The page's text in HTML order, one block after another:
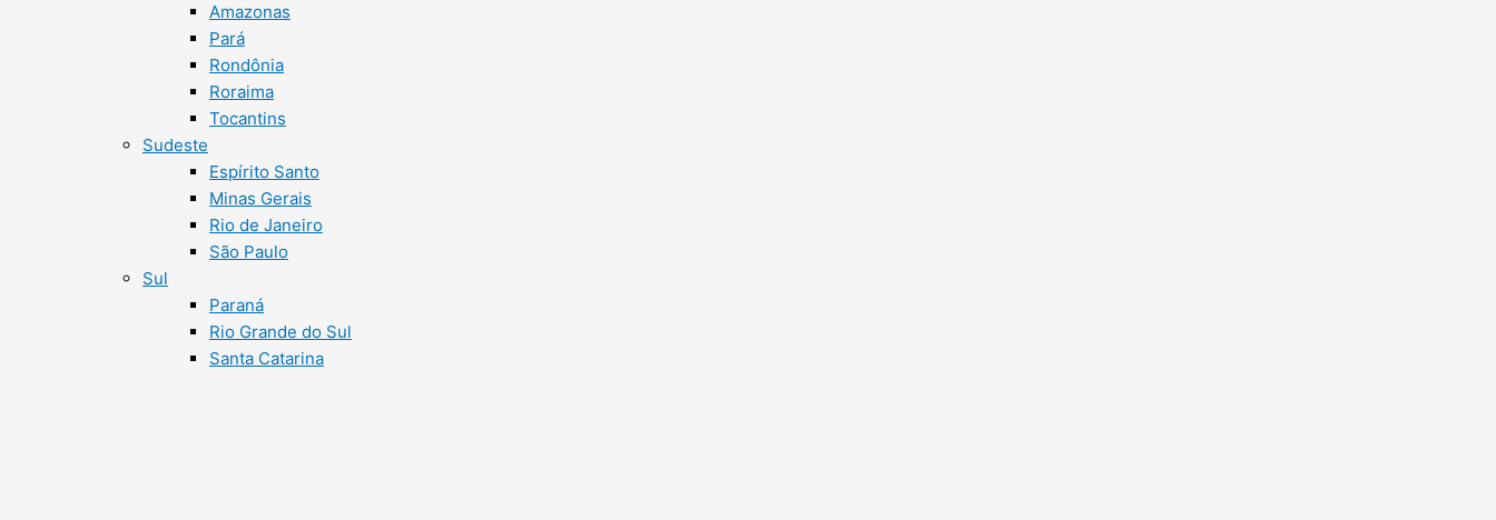
Amazonas
Pará
Rondônia
Roraima
Tocantins
Sudeste
Espírito Santo
Minas Gerais
Rio de Janeiro
São Paulo
Sul
Paraná
Rio Grande do Sul
Santa Catarina